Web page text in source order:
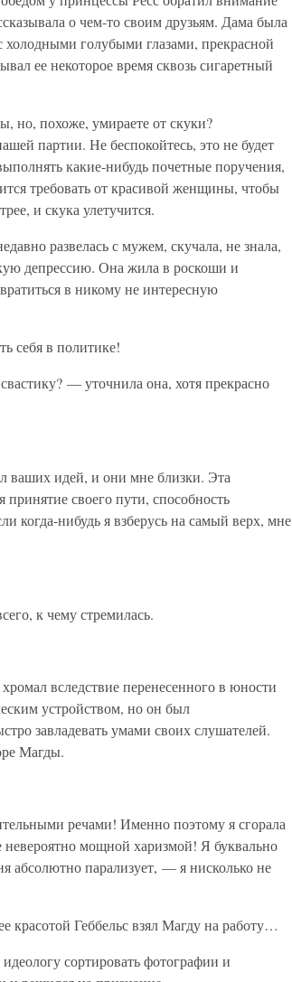
о чем-то своим друзьям. Дама была
холодными голубыми глазами, прекрасной
ее некоторое время сквозь сигаретный
но, похоже, умираете от скуки?
партии. Не беспокойтесь, это не будет
какие-нибудь почетные поручения,
требовать от красивой женщины, чтобы
и скука улетучится.
развелась с мужем, скучала, не знала,
депрессию. Она жила в роскоши и
в никому не интересную
себя в политике!
— уточнила она, хотя прекрасно
ваших идей, и они мне близки. Эта
своего пути, способность
когда-нибудь я взберусь на самый верх, мне
к чему стремилась.
вследствие перенесенного в юности
устройством, но он был
завладевать умами своих слушателей.
Магды.
речами! Именно поэтому я сгорала
невероятно мощной харизмой! Я буквально
абсолютно парализует, — я нисколько не
Геббельс взял Магду на работу…
сортировать фотографии и